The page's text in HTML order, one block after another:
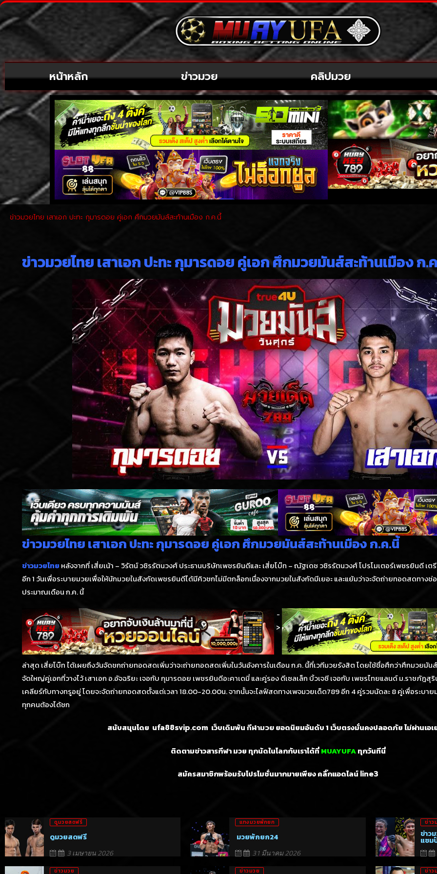
หน้าหลัก ข่าวมวย คลิปมวย
ข่าวมวยไทย เสาเอก ปะทะ กุมารดอย คู่เอก ศึกมวยมันส์สะท้านเมือง ก.ค.นี้
ข่าวมวยไทย เสาเอก ปะทะ กุมารดอย คู่เอก ศึกมวยมันส์สะท้านเมือง ก.
ข่าวมวยไทย เสาเอก ปะทะ กุมารดอย คู่เอก ศึกมวยมันส์สะท้านเมือง ก.ค.นี้
ข่าวมวยไทย หลังจากที่ เสี่ยเน้า – วิรัตน์ วชิรรัตนวงศ์ ประธานบริษัทเพชรยินดีและ เสี่ยโบ๊ท – ณัฐเดช วชิรรัตนวงศ์ โปรโมเตอร์เพชรยินดี เ
อีก 1 วันเพื่อระบายมวยเพื่อให้นักมวยในสังกัดเพชรยินดีได้มีคิวชกไม่มีตกล็อกเนื่องจากมวยในสังกัดมีเยอะ และแย้มว่าจะจัดถ่ายทอดสดทางช่
ประมาณเดือน ก.ค. นี้
-
>
ล่าสุด เสี่ยโบ๊ท ได้เผยถึงวันจัดชกถ่ายทอดสดเพิ่มว่าจะถ่ายทอดสดเพิ่มในวันอังคารในเดือน ก.ค. นี้ที่เวทีมวยรังสิต โดยใช้ชื่อศึกว่าศึกมวยมัน
จัดใหญ่คู่เอกที่วางไว้ เสาเอก อ.อัจฉริยะ เจอกับ กุมารดอย เพชรยินดีอะคาเดมี่ และคู่รอง ดีเซลเล็ก บิ้วเจซี เจอกับ เพชรไทยแลนด์ ม.ราชภัฎ
เคลียร์กับทางทรูอยู่ โดยจะจัดถ่ายทอดสดตั้งแต่เวลา 18.00-20.00น. จากนั้นจะไลฟ์สดทางเพจมวยเด็ด789 อีก 4 คู่รวมนัดละ 8 คู่เพื่อระบา
ทุกคนต้องได้ชก
สนับสนุนโดย ufa88svip.com เว็บเดิมพันกีฬามวยยอดนิยมอันดับ 1 เว็บตรงมั่นคงปลอดภัย ไม่ผ่านเอ
ติดตามข่าวสารกีฬา มวย ทุกนัดในโลกกับเราได้ที่MUAYUFAทุกวันทีนี่
สมัครสมาชิกพร้อมรับโปรโมชั่นมากมายเพียง คลิ๊กแอดไลน์line3
ดูมวยสดฟรี
ดูมวยสดฟรี
3 เมษายน 2026
แทงมวยพักยก
มวยพักยก24
31 มีนาคม 2026
ข่าว
ข่าว
แชม
ข่าวมวย ข่าวมวย ข่าว